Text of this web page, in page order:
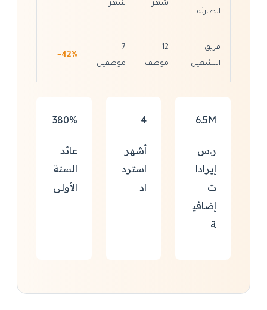
الطارئة
شهر شهر
فريق
التشغيل
12
موظف
7
موظفين
−42%
6.5M
ر.س
إيرادا
ت
إضافي
ة
4
أشهر
استرد
اد
380%
عائد
السنة
الأولى